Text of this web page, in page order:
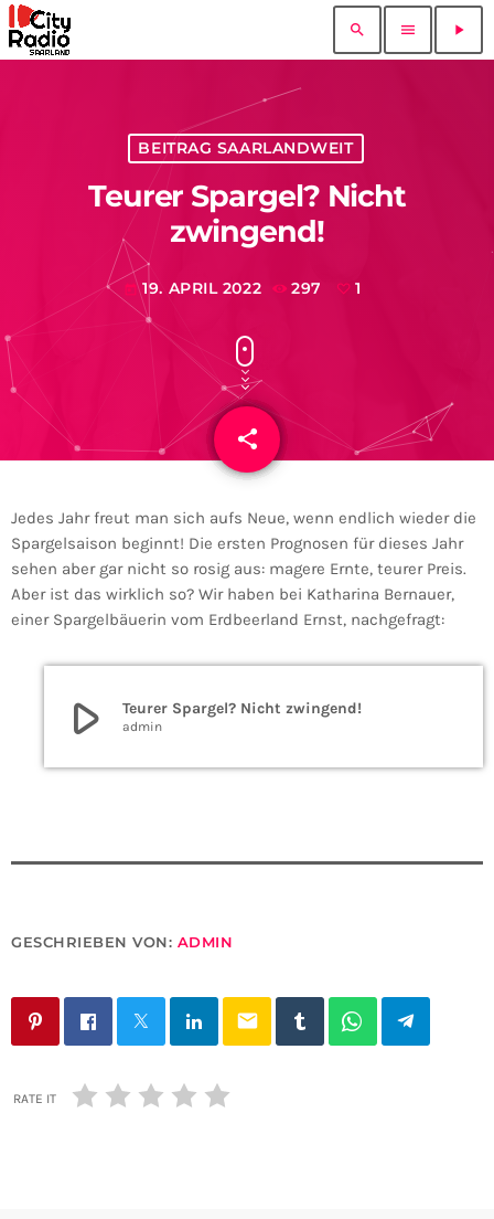
search menu play_arrow
BEITRAG SAARLANDWEIT
Teurer Spargel? Nicht
zwingend!
today 19. APRIL 2022 297 1
share
email
Jedes Jahr freut man sich aufs Neue, wenn endlich wieder die
Spargelsaison beginnt! Die ersten Prognosen für dieses Jahr
sehen aber gar nicht so rosig aus: magere Ernte, teurer Preis.
Aber ist das wirklich so? Wir haben bei Katharina Bernauer,
einer Spargelbäuerin vom Erdbeerland Ernst, nachgefragt:
play_arrow Teurer Spargel? Nicht zwingend!
admin
GESCHRIEBEN VON: ADMIN
email
RATE IT